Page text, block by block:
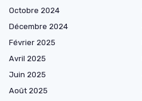
Octobre 2024
Décembre 2024
Février 2025
Avril 2025
Juin 2025
Août 2025